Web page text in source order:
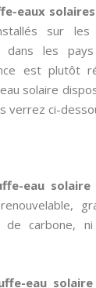
eaux
sur
les pays
est plutôt
solaire
verrez ci-
eau
carbone, ni
eau